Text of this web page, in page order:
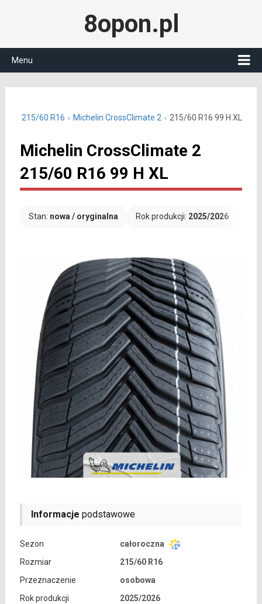
8opon.pl
Menu
215/60 R16 Michelin CrossClimate 2 215/60 R16 99 H XL
Michelin CrossClimate 2
215/60 R16 99 H XL
Stan: nowa / oryginalna Rok produkcji: 2025/2026
Informacje podstawowe
Sezon
całoroczna
Rozmiar
215/60 R16
Przeznaczenie
osobowa
Rok produkcji
2025/2026